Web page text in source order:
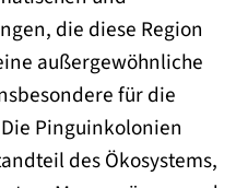
die diese Region
außergewöhnliche
für die
Pinguinkolonien
des Ökosystems,